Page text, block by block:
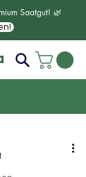
Saatgut! 🌿